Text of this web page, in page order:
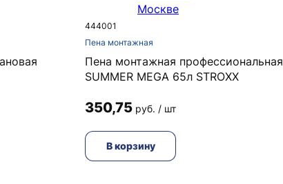
444001
Пена монтажная
Пена монтажная профессиональная
SUMMER MEGA 65л STROXX
350,75 руб. / шт
В корзину